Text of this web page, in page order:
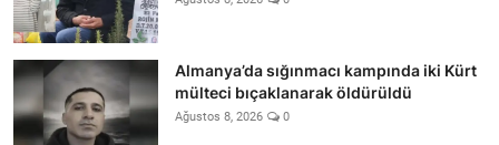
Almanya’da sığınmacı kampında iki Kürt
mülteci bıçaklanarak öldürüldü
Ağustos 8, 2026 0